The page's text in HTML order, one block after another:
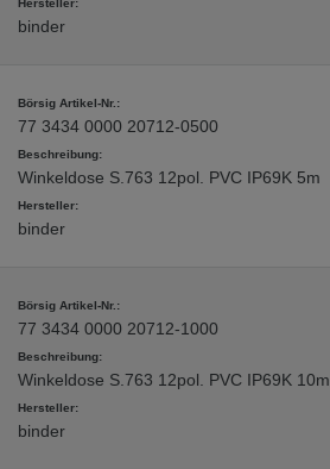
binder
77 3434 0000 20712-0500
Winkeldose S.763 12pol. PVC IP69K 5m
binder
77 3434 0000 20712-1000
Winkeldose S.763 12pol. PVC IP69K 10m
binder